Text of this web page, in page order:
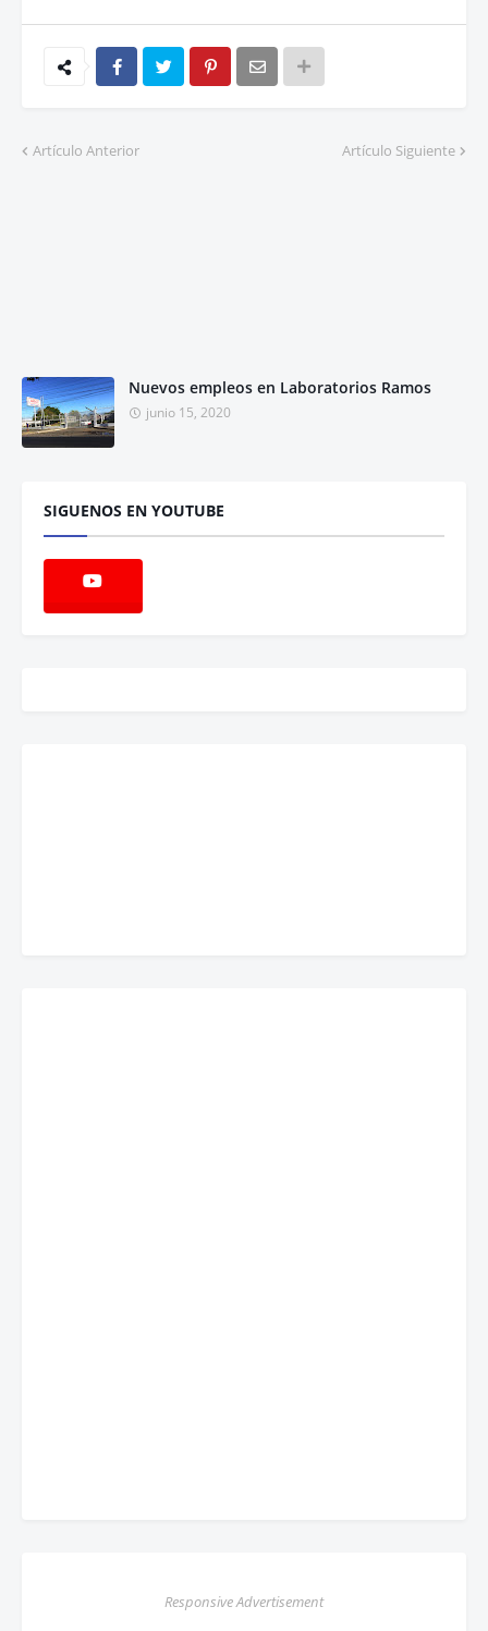
Artículo Anterior Artículo Siguiente
Nuevos empleos en Laboratorios Ramos
junio 15, 2020
SIGUENOS EN YOUTUBE
Responsive Advertisement